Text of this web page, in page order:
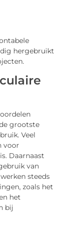
hergebruikt
grootste
Veel
voor
Daarnaast
van
steeds
zoals het
het
bij